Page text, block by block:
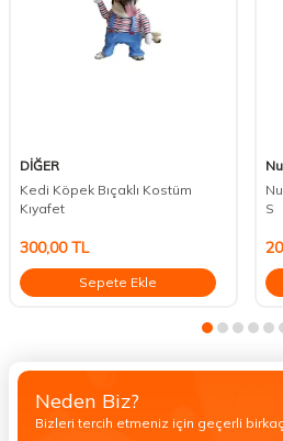
DİĞER
Kedi Köpek Bıçaklı Kostüm
Kıyafet
300,00TL
Sepete Ekle
S
Neden Biz?
Bizleri tercih etmeniz için geçerli